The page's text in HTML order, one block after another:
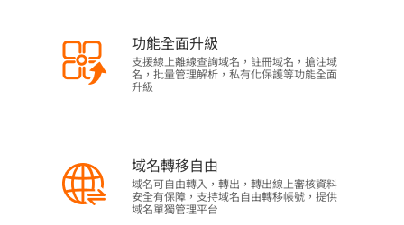
功能全面升級
支援線上離線查詢域名，註冊域名，搶注域
名，批量管理解析，私有化保護等功能全面
升級
域名轉移自由
域名可自由轉入，轉出，轉出線上審核資料
安全有保障，支持域名自由轉移帳號，提供
域名單獨管理平台